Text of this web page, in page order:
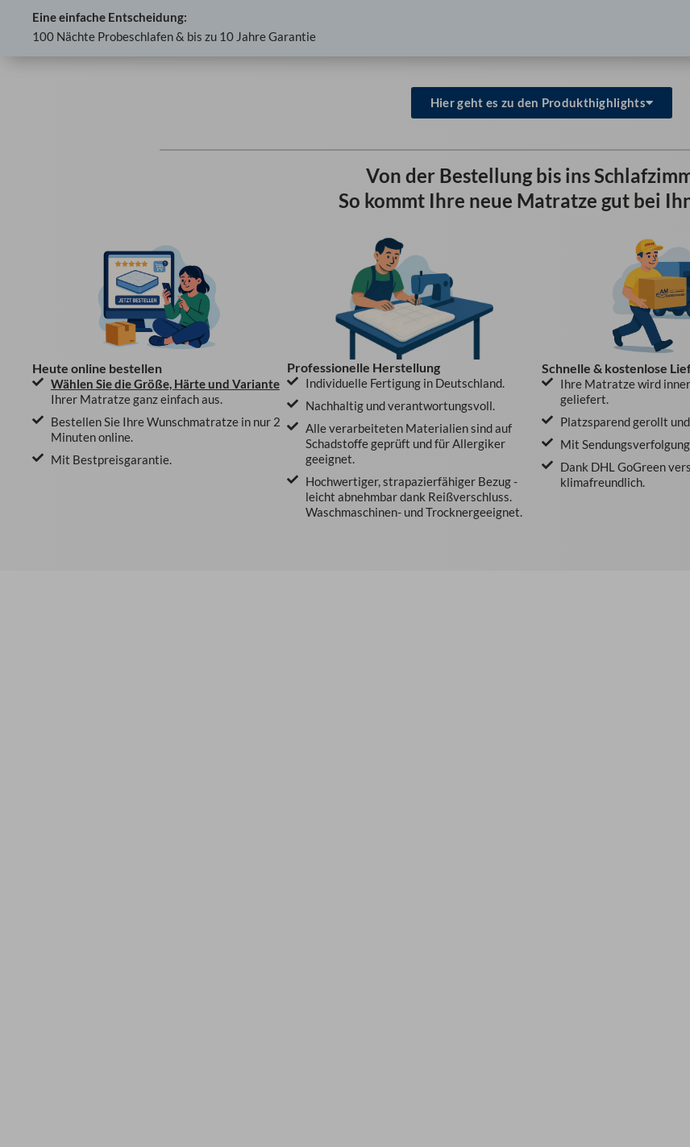
Eine einfache Entscheidung:
100 Nächte Probeschlafen & bis zu 10 Jahre Garantie
Hier geht es zu den Produkthighlights
Von der Bestellung bis ins
So kommt Ihre neue Matratze gut bei
Heute online bestellen
Wählen Sie die Größe, Härte und Variante
Ihrer Matratze ganz einfach aus.
Bestellen Sie Ihre Wunschmatratze in nur 2
Minuten online.
Mit Bestpreisgarantie.
Professionelle Herstellung
Individuelle Fertigung in Deutschland.
Nachhaltig und verantwortungsvoll.
Alle verarbeiteten Materialien sind auf
Schadstoffe geprüft und für Allergiker
geeignet.
Hochwertiger, strapazierfähiger Bezug -
leicht abnehmbar dank Reißverschluss.
Waschmaschinen- und Trocknergeeignet.
Schnelle & kostenlose
Ihre Matratze wird
geliefert.
Platzsparend gerollt
Mit
Dank DHL GoGreen
klimafreundlich.